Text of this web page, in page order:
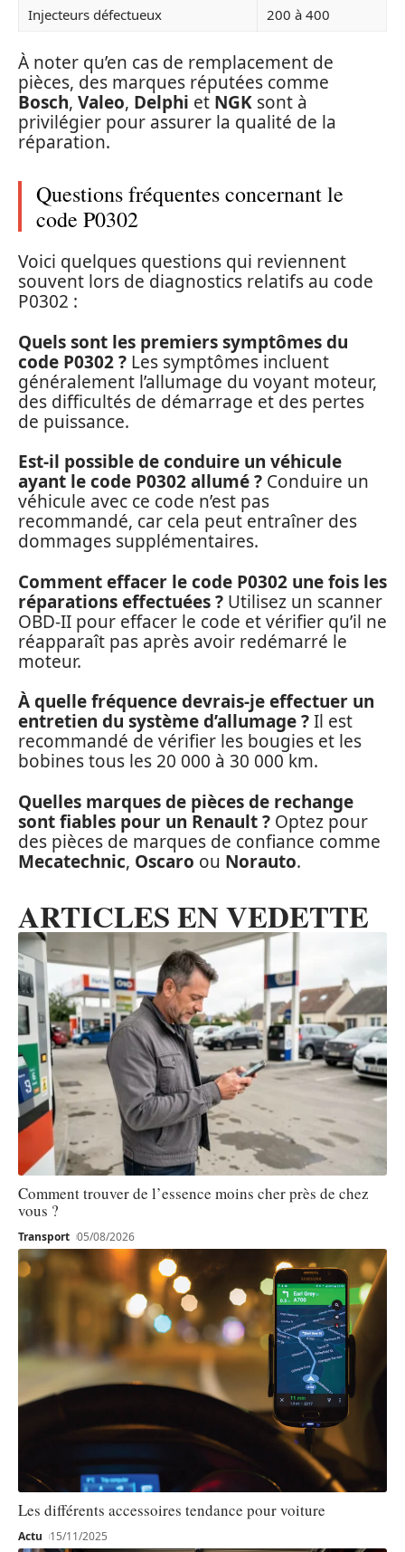
Injecteurs défectueux 200 à 400
À noter qu’en cas de remplacement de
pièces, des marques réputées comme
Bosch, Valeo, Delphi et NGK sont à
privilégier pour assurer la qualité de la
réparation.
Questions fréquentes concernant le
code P0302
Voici quelques questions qui reviennent
souvent lors de diagnostics relatifs au code
P0302 :
Quels sont les premiers symptômes du
code P0302 ? Les symptômes incluent
généralement l’allumage du voyant moteur,
des difficultés de démarrage et des pertes
de puissance.
Est-il possible de conduire un véhicule
ayant le code P0302 allumé ? Conduire un
véhicule avec ce code n’est pas
recommandé, car cela peut entraîner des
dommages supplémentaires.
Comment effacer le code P0302 une fois les
réparations effectuées ? Utilisez un scanner
OBD-II pour effacer le code et vérifier qu’il ne
réapparaît pas après avoir redémarré le
moteur.
À quelle fréquence devrais-je effectuer un
entretien du système d’allumage ?Il est
recommandé de vérifier les bougies et les
bobines tous les 20 000 à 30 000 km.
Quelles marques de pièces de rechange
sont fiables pour un Renault ? Optez pour
des pièces de marques de confiance comme
Mecatechnic, Oscaro ou Norauto.
ARTICLES EN VEDETTE
Comment trouver de l’essence moins cher près de chez
vous ?
Transport 05/08/2026
Les différents accessoires tendance pour voiture
Actu 15/11/2025